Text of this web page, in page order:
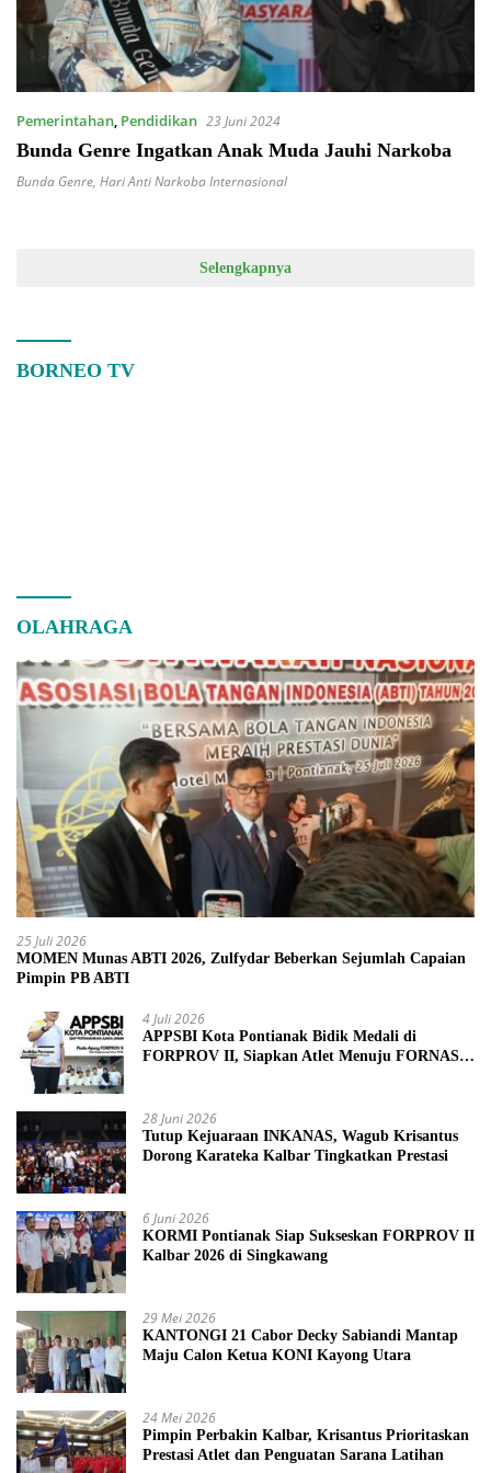
Pemerintahan, Pendidikan 23 Juni 2024
Bunda Genre Ingatkan Anak Muda Jauhi Narkoba
Bunda Genre, Hari Anti Narkoba Internasional
Selengkapnya
BORNEO TV
OLAHRAGA
25 Juli 2026
MOMEN Munas ABTI 2026, Zulfydar Beberkan Sejumlah Capaian
Pimpin PB ABTI
4 Juli 2026
APPSBI Kota Pontianak Bidik Medali di
FORPROV II, Siapkan Atlet Menuju FORNAS
28 Juni 2026
Tutup Kejuaraan INKANAS, Wagub Krisantus
Dorong Karateka Kalbar Tingkatkan Prestasi
6 Juni 2026
KORMI Pontianak Siap Sukseskan FORPROV II
Kalbar 2026 di Singkawang
29 Mei 2026
KANTONGI 21 Cabor Decky Sabiandi Mantap
Maju Calon Ketua KONI Kayong Utara
24 Mei 2026
Pimpin Perbakin Kalbar, Krisantus Prioritaskan
Prestasi Atlet dan Penguatan Sarana Latihan